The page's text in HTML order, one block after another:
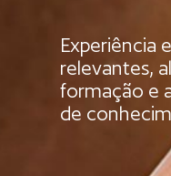
Experiência
relevantes,
formação e
de